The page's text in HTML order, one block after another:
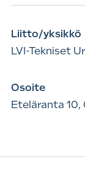
Liitto/yksikkö
LVI-Tekniset
Osoite
Eteläranta 10,